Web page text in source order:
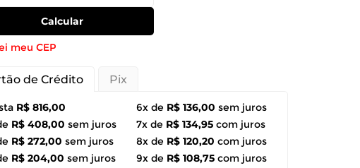
Calcular
meu CEP
de Crédito Pix
R$ 816,00
R$ 408,00 sem juros
R$ 272,00 sem juros
R$ 204,00 sem juros
6x de R$ 136,00 sem juros
7x de R$ 134,95 com juros
8x de R$ 120,20 com juros
9x de R$ 108,75 com juros